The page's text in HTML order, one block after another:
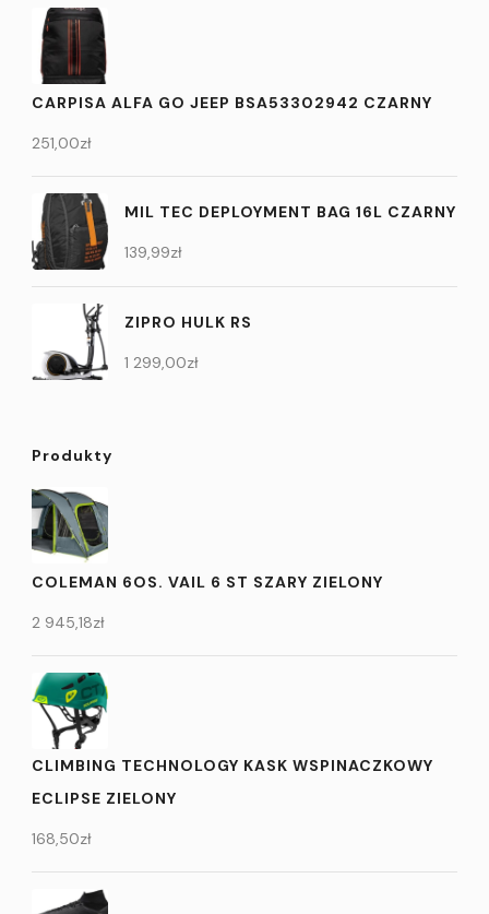
CARPISA ALFA GO JEEP BSA53302942 CZARNY
251,00zł
MIL TEC DEPLOYMENT BAG 16L CZARNY
139,99zł
ZIPRO HULK RS
1 299,00zł
Produkty
COLEMAN 6OS. VAIL 6 ST SZARY ZIELONY
2 945,18zł
CLIMBING TECHNOLOGY KASK WSPINACZKOWY
ECLIPSE ZIELONY
168,50zł